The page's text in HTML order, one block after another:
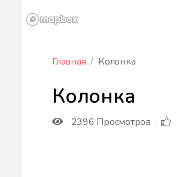
Главная Колонка
Колонка
2396 Просмотров